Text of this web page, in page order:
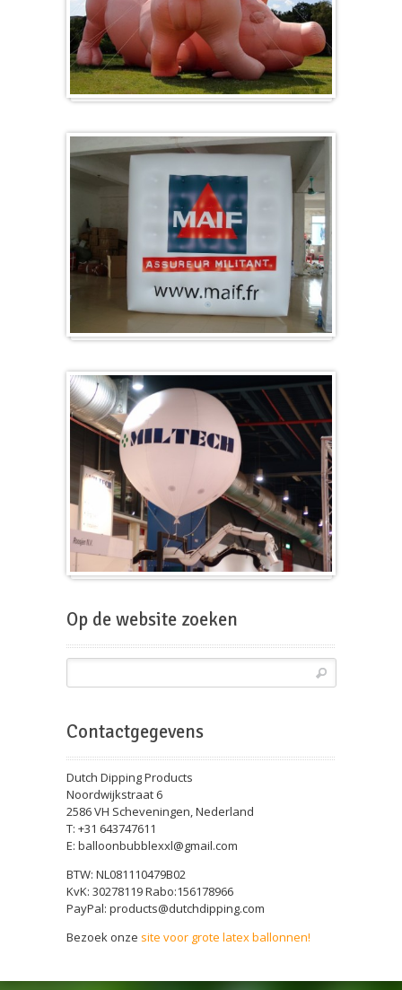
Op de website zoeken
Contactgegevens
Dutch Dipping Products
Noordwijkstraat 6
2586 VH Scheveningen, Nederland
T: +31 643747611
E: balloonbubblexxl@gmail.com
BTW: NL081110479B02
KvK: 30278119 Rabo:156178966
PayPal: products@dutchdipping.com
Bezoek onze site voor grote latex ballonnen!